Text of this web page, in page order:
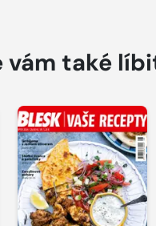
vám také